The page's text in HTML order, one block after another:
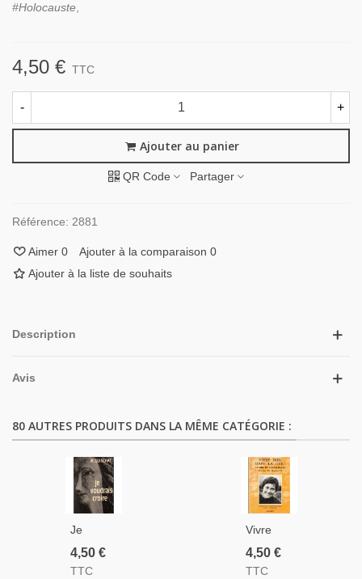
#Holocauste
4,50 € TTC
- +
Ajouter au panier
QR Code Partager
Référence: 2881
Aimer 0 Ajouter à la comparaison 0
Ajouter à la liste de souhaits
Description
Avis
80 AUTRES PRODUITS DANS LA MÊME CATÉGORIE :
Je
Voudrais
Croire,
4,50 €
TTC
Vivre
Dieu
Dans La
4,50 €
TTC